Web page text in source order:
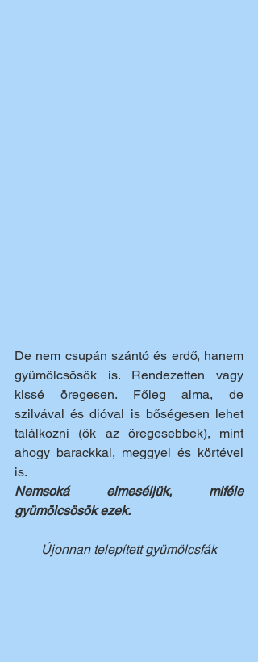
De nem csupán szántó és erdő, hanem
gyümölcsösök is. Rendezetten vagy
kissé öregesen. Főleg alma, de
szilvával és dióval is bőségesen lehet
találkozni (ők az öregesebbek), mint
ahogy barackkal, meggyel és körtével
is.
Nemsoká elmeséljük, miféle
gyümölcsösök ezek.
Újonnan telepített gyümölcsfák